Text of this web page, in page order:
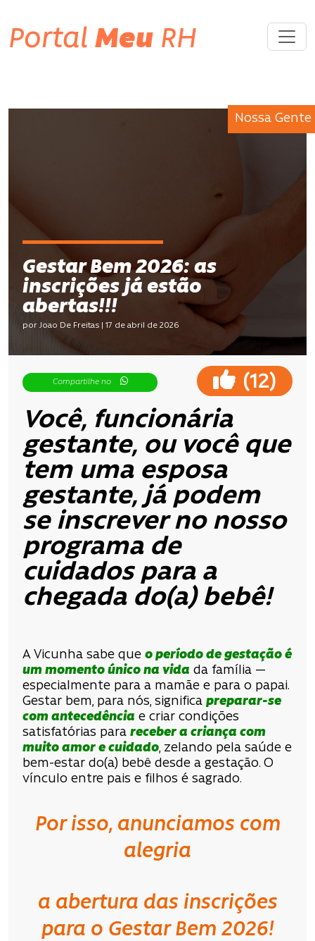
Portal Meu RH
Nossa Gente
Gestar Bem 2026: as
inscrições já estão
abertas!!!
por Joao De Freitas | 17 de abril de 2026
Compartilhe no (12)
Você, funcionária
gestante, ou você que
tem uma esposa
gestante, já podem
se inscrever no nosso
programa de
cuidados para a
chegada do(a) bebê!
A Vicunha sabe que o período de gestação é
um momento único na vida da família —
especialmente para a mamãe e para o papai.
Gestar bem, para nós, significa preparar-se
com antecedência e criar condições
satisfatórias para receber a criança com
muito amor e cuidado, zelando pela saúde e
bem-estar do(a) bebê desde a gestação. O
vínculo entre pais e filhos é sagrado.
Por isso, anunciamos com
alegria
a abertura das inscrições
para o Gestar Bem 2026!